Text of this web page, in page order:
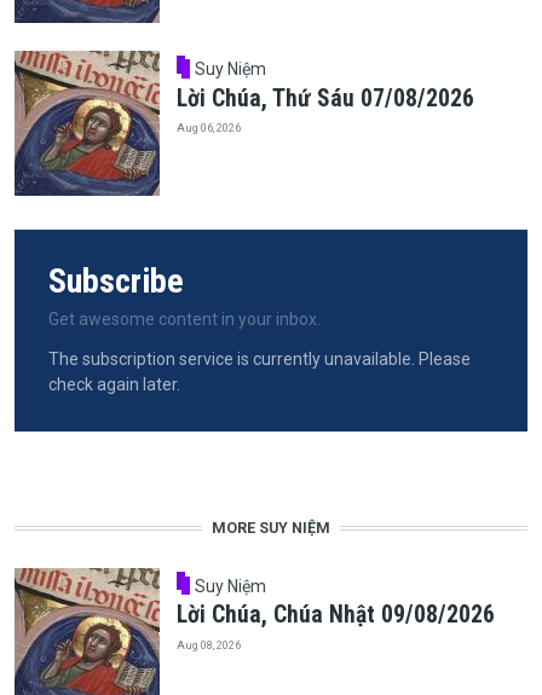
Suy Niệm
Lời Chúa, Thứ Sáu 07/08/2026
Aug 06, 2026
Subscribe
Get awesome content in your inbox.
The subscription service is currently unavailable. Please
check again later.
MORE SUY NIỆM
Suy Niệm
Lời Chúa, Chúa Nhật 09/08/2026
Aug 08, 2026